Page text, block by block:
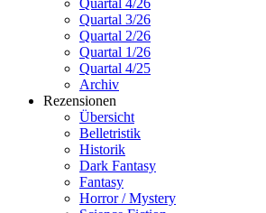
Quartal 3/26
Quartal 2/26
Quartal 1/26
Quartal 4/25
Archiv
Rezensionen
Übersicht
Belletristik
Historik
Dark Fantasy
Fantasy
Horror / Mystery